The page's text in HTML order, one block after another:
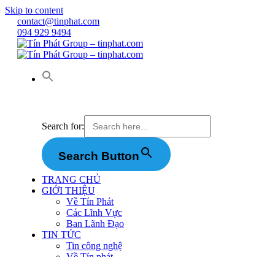
Skip to content
contact@tinphat.com
094 929 9494
Search for:
Search Button
TRANG CHỦ
GIỚI THIỆU
Về Tín Phát
Các Lĩnh Vực
Ban Lãnh Đạo
TIN TỨC
Tin công nghệ